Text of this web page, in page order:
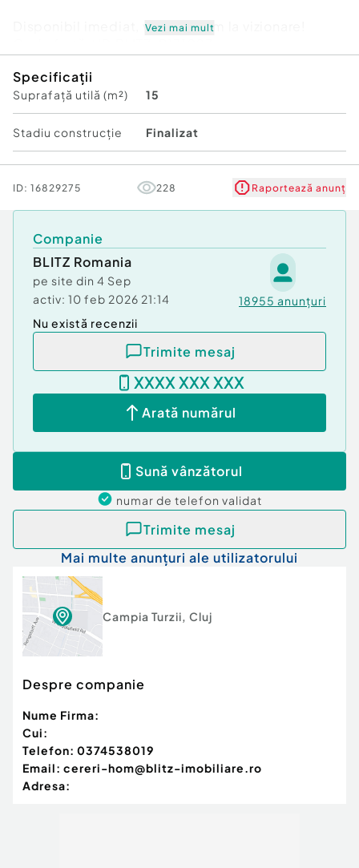
Disponibil imediat, va asteptam la vizionare!
Stadiu construcţie:
Finalizat
Tip imobil:Casă/Vilă
Vezi mai mult
Specificații
Suprafață utilă (m²) 15
Stadiu construcţie Finalizat
ID: 16829275 228 Raportează anunț
Companie
BLITZ Romania
pe site din 4 Sep
activ: 10 feb 2026 21:14 18955 anunțuri
Nu există recenzii
Trimite mesaj
XXXX XXX XXX
Arată numărul
Sună vânzătorul
numar de telefon validat
Trimite mesaj
Mai multe anunțuri ale utilizatorului
Campia Turzii, Cluj
Despre companie
Nume Firma:
Cui:
Telefon: 0374538019
Email: cereri-hom@blitz-imobiliare.ro
Adresa: